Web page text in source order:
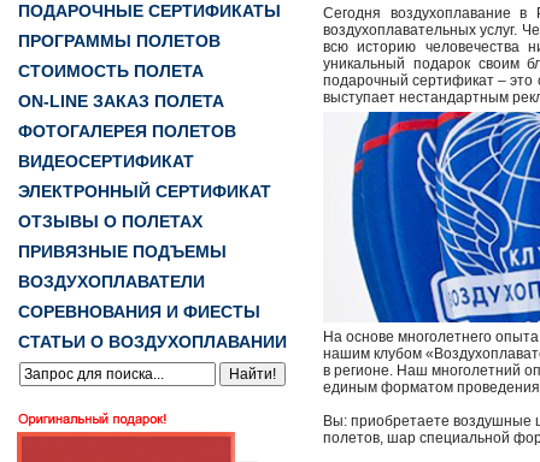
ПОДАРОЧНЫЕ СЕРТИФИКАТЫ
ПРОГРАММЫ ПОЛЕТОВ
СТОИМОСТЬ ПОЛЕТА
ON-LINE ЗАКАЗ ПОЛЕТА
ФОТОГАЛЕРЕЯ ПОЛЕТОВ
ВИДЕОСЕРТИФИКАТ
ЭЛЕКТРОННЫЙ СЕРТИФИКАТ
ОТЗЫВЫ О ПОЛЕТАХ
ПРИВЯЗНЫЕ ПОДЪЕМЫ
ВОЗДУХОПЛАВАТЕЛИ
СОРЕВНОВАНИЯ И ФИЕСТЫ
СТАТЬИ О ВОЗДУХОПЛАВАНИИ
Сегодня воздухоплавание в
воздухоплавательных услуг.
всю историю человечества
уникальный подарок своим
подарочный сертификат –
выступает нестандартным
На основе многолетнего
нашим клубом
в регионе. Наш многолетний
единым форматом проведения
Вы: приобретаете воздушные
полетов, шар специальной